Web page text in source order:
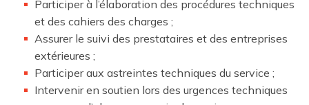
Participer à l’élaboration des procédures techniques
et des cahiers des charges ;
Assurer le suivi des prestataires et des entreprises
extérieures ;
Participer aux astreintes techniques du service ;
Intervenir en soutien lors des urgences techniques